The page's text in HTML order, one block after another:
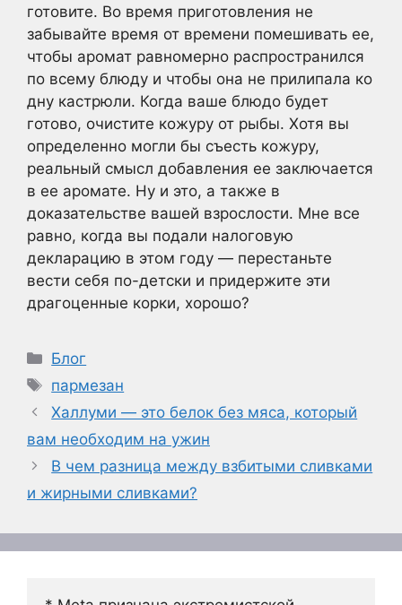
готовите. Во время приготовления не
забывайте время от времени помешивать ее,
чтобы аромат равномерно распространился
по всему блюду и чтобы она не прилипала ко
дну кастрюли. Когда ваше блюдо будет
готово, очистите кожуру от рыбы. Хотя вы
определенно могли бы съесть кожуру,
реальный смысл добавления ее заключается
в ее аромате. Ну и это, а также в
доказательстве вашей взрослости. Мне все
равно, когда вы подали налоговую
декларацию в этом году — перестаньте
вести себя по-детски и придержите эти
драгоценные корки, хорошо?
Рубрики
Блог
Метки
пармезан
Халлуми — это белок без мяса, который
вам необходим на ужин
В чем разница между взбитыми сливками
и жирными сливками?